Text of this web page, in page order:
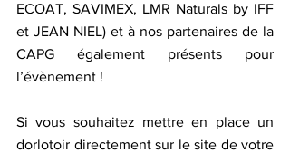
ECOAT, SAVIMEX, LMR Naturals by IFF
et JEAN NIEL) et à nos partenaires de la
CAPG également présents pour
l’évènement !
Si vous souhaitez mettre en place un
dorlotoir directement sur le site de votre